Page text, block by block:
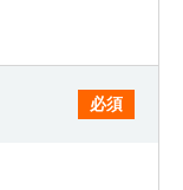
必須